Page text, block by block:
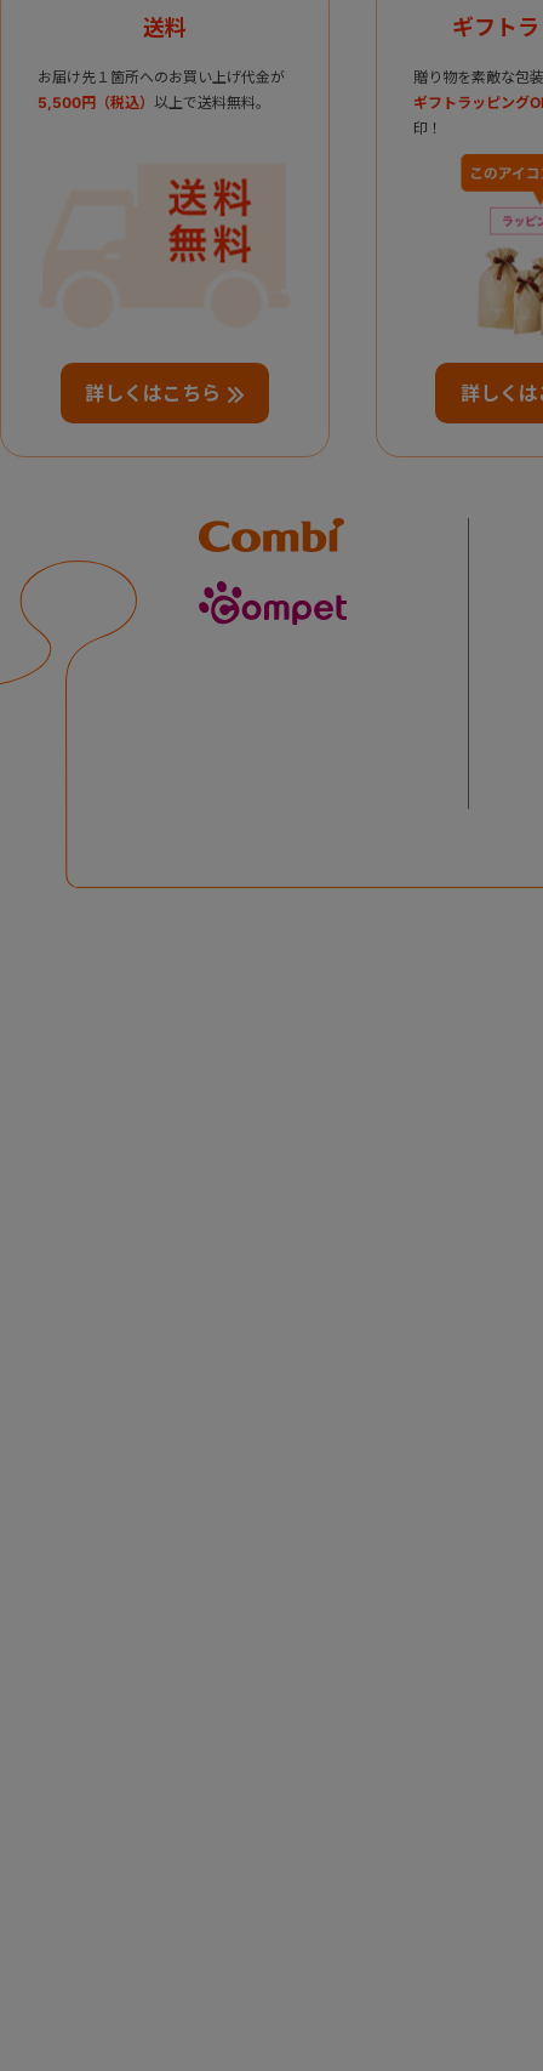
送料
お届け先１箇所へのお買い上げ代金が
5,500円（税込） 以上で送料無料。
詳しくはこちら
ギフト
贈り物を素敵な包
ギフトラッピング
印！
詳しくは
Combi